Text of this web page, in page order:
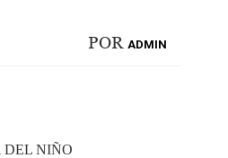
POR ADMIN
DEL NIÑO